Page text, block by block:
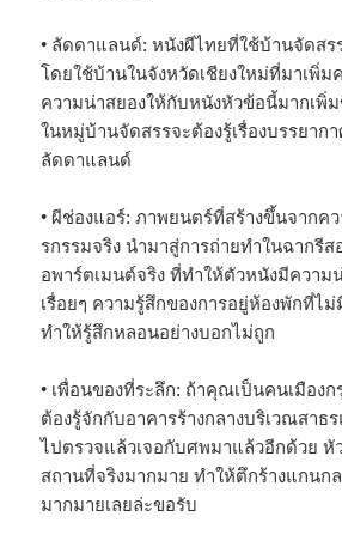
• ลัดดาแลนด์: หนังผีไทยที่ใช้บ้านจัดสร
โดยใช้บ้านในจังหวัดเชียงใหม่ที่มาเพิ่
ความน่าสยองให้กับหนังหัวข้อนี้มากเพิ่
ในหมู่บ้านจัดสรรจะต้องรู้เรื่องบรรยาก
ลัดดาแลนด์
• ผีช่องแอร์: ภาพยนตร์ที่สร้างขึ้นจากค
รกรรมจริง นำมาสู่การถ่ายทำในฉากรีส
อพาร์ตเมนต์จริง ที่ทำให้ตัวหนังมีควา
เรื่อยๆ ความรู้สึกของการอยู่ห้องพักที่ไ
ทำให้รู้สึกหลอนอย่างบอกไม่ถูก
• เพื่อนของที่ระลึก: ถ้าคุณเป็นคนเมือง
ต้องรู้จักกับอาคารร้างกลางบริเวณสา
ไปตรวจแล้วเจอกับศพมาแล้วอีกด้วย หั
สถานที่จริงมากมาย ทำให้ตึกร้างแกนก
มากมายเลยล่ะขอรับ